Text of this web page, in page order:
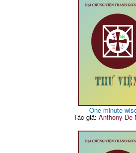
One minute
Tác giả: Anthony De